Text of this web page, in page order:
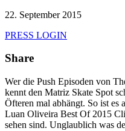
22. September 2015
PRESS LOGIN
Share
Wer die Push Episoden von
kennt den Matriz Skate Spot
Öfteren mal abhängt. So ist es
Luan Oliveira Best Of 2015
sehen sind. Unglaublich was